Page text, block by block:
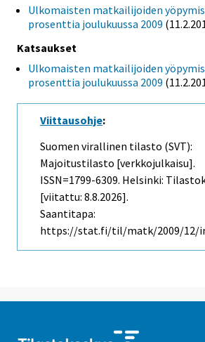
Ulkomaisten matkailijoiden
prosenttia joulukuussa 2009
Katsaukset
Ulkomaisten matkailijoiden
prosenttia joulukuussa 2009
Viittausohje:
Suomen virallinen tilasto (SVT):
Majoitustilasto [verkkojulkaisu].
ISSN=1799-6309. Helsinki:
[viitattu: 8.8.2026].
Saantitapa:
https://stat.fi/til/matk/2009/12/